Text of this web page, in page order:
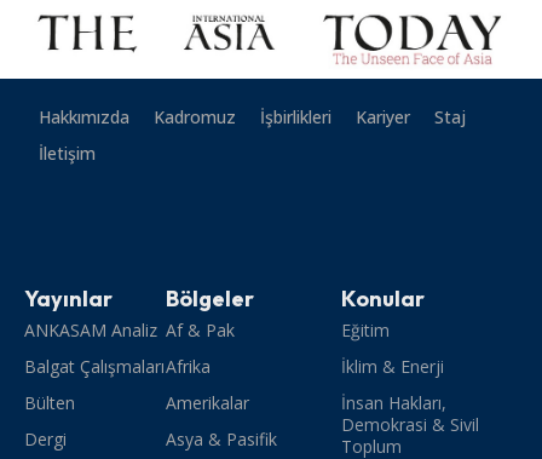
Hakkımızda Kadromuz İşbirlikleri Kariyer
Staj
İletişim
Yayınlar
ANKASAM Analiz
Balgat Çalışmaları
Bülten
Dergi
Bölgeler
Af & Pak
Afrika
Amerikalar
Asya & Pasifik
Konular
Eğitim
İklim & Enerji
İnsan Hakları,
Demokrasi & Sivil
Toplum